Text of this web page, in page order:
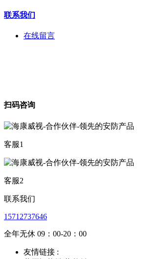
联系我们
在线留言
扫码咨询
客服1
客服2
联系我们
15712737646
全年无休 09：00-20：00
友情链接 :